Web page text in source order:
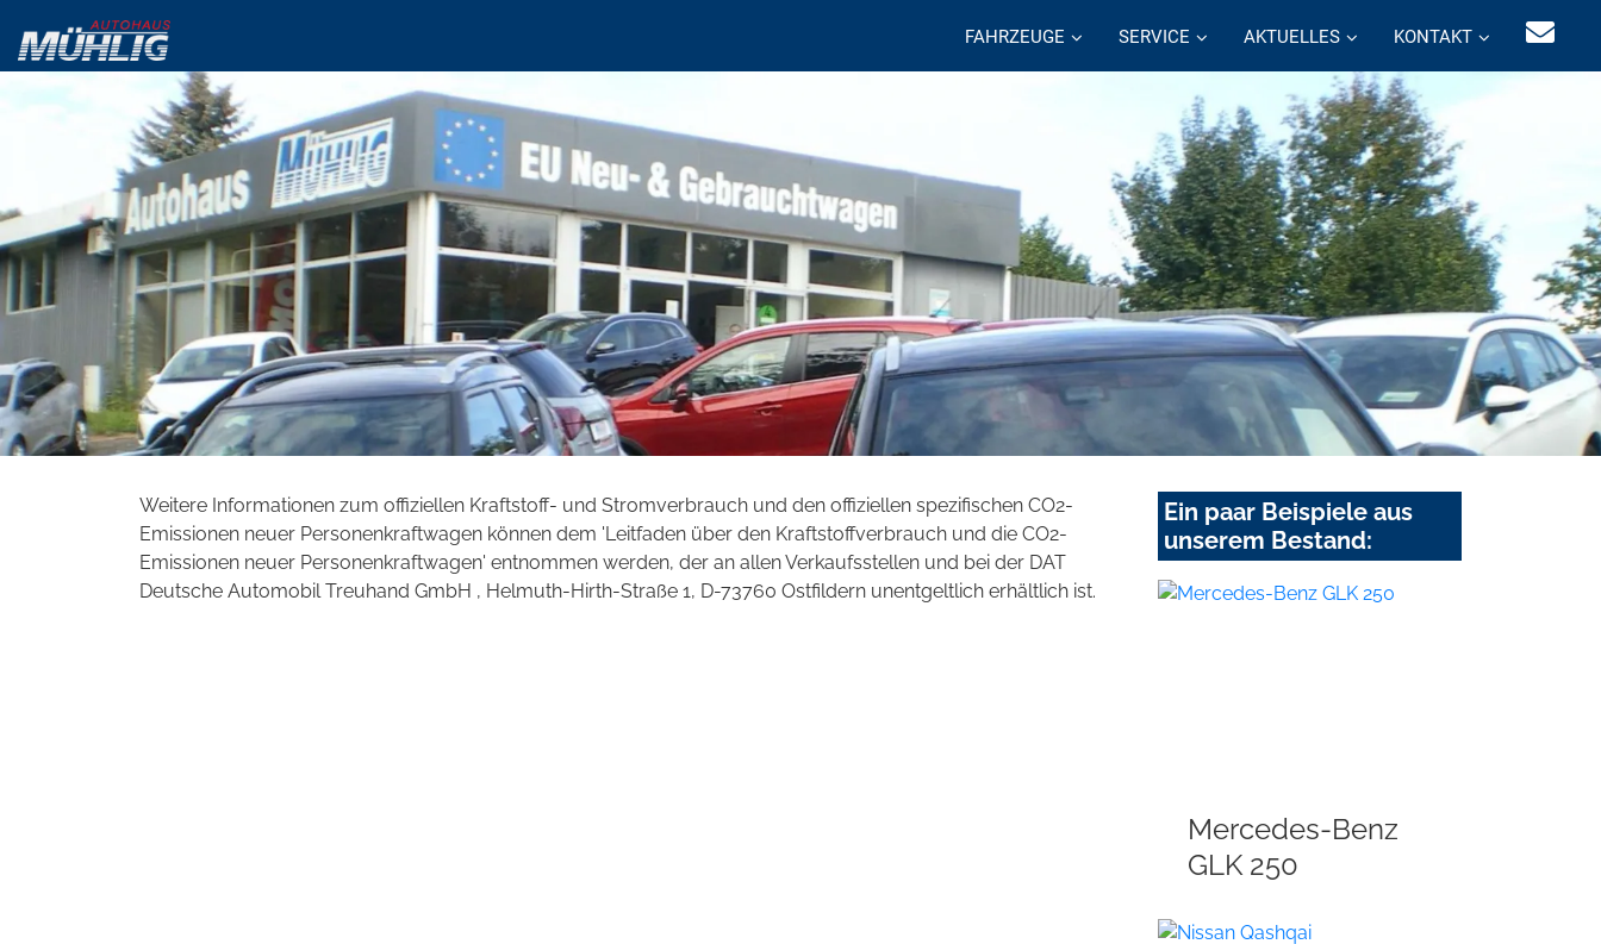
FAHRZEUGE SERVICE AKTUELLES KONTAKT
Weitere Informationen zum offiziellen Kraftstoff- und Stromverbrauch und den offiziellen spezifischen CO2-
Emissionen neuer Personenkraftwagen können dem 'Leitfaden über den Kraftstoffverbrauch und die CO2-
Emissionen neuer Personenkraftwagen' entnommen werden, der an allen Verkaufsstellen und bei der DAT
Deutsche Automobil Treuhand GmbH , Helmuth-Hirth-Straße 1, D-73760 Ostfildern unentgeltlich erhältlich ist.
Ein paar Beispiele aus
unserem Bestand:
Mercedes-Benz
GLK 250